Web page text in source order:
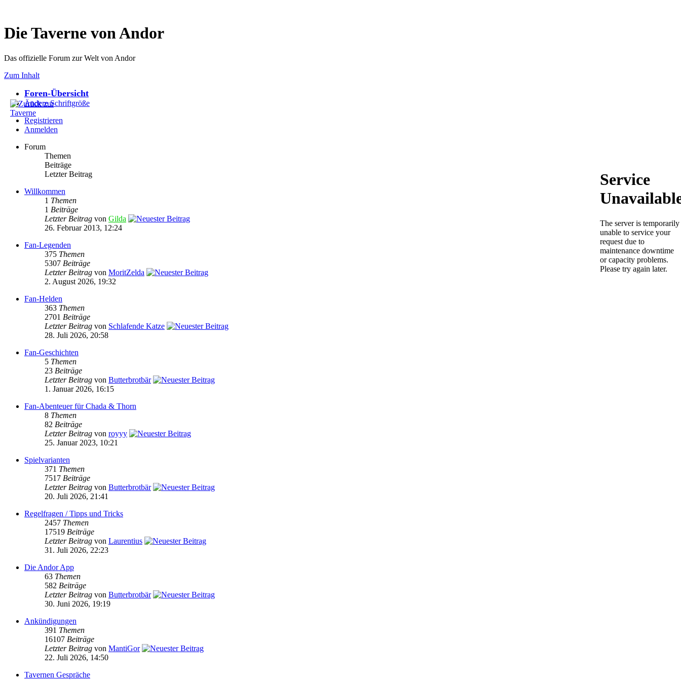
Die Taverne von Andor
Das offizielle Forum zur Welt von Andor
Zum Inhalt
Foren-Übersicht
Ändere Schriftgröße
Registrieren
Anmelden
Forum
Themen
Beiträge
Letzter Beitrag
Willkommen
1 Themen
1 Beiträge
Letzter Beitrag von Gilda
26. Februar 2013, 12:24
Fan-Legenden
375 Themen
5307 Beiträge
Letzter Beitrag von MoritZelda
2. August 2026, 19:32
Fan-Helden
363 Themen
2701 Beiträge
Letzter Beitrag von Schlafende Katze
28. Juli 2026, 20:58
Fan-Geschichten
5 Themen
23 Beiträge
Letzter Beitrag von Butterbrotbär
1. Januar 2026, 16:15
Fan-Abenteuer für Chada & Thorn
8 Themen
82 Beiträge
Letzter Beitrag von royyy
25. Januar 2023, 10:21
Spielvarianten
371 Themen
7517 Beiträge
Letzter Beitrag von Butterbrotbär
20. Juli 2026, 21:41
Regelfragen / Tipps und Tricks
2457 Themen
17519 Beiträge
Letzter Beitrag von Laurentius
31. Juli 2026, 22:23
Die Andor App
63 Themen
582 Beiträge
Letzter Beitrag von Butterbrotbär
30. Juni 2026, 19:19
Ankündigungen
391 Themen
16107 Beiträge
Letzter Beitrag von MantiGor
22. Juli 2026, 14:50
Tavernen Gespräche